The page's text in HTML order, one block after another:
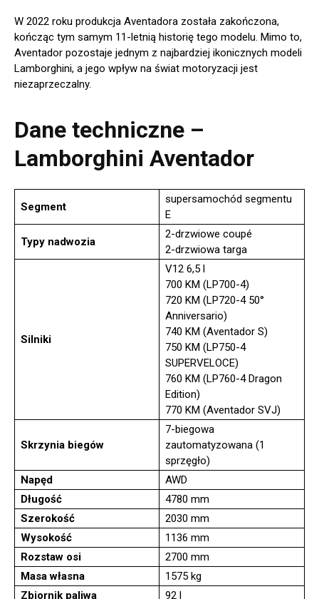
W 2022 roku produkcja Aventadora została zakończona,
kończąc tym samym 11-letnią historię tego modelu. Mimo to,
Aventador pozostaje jednym z najbardziej ikonicznych modeli
Lamborghini, a jego wpływ na świat motoryzacji jest
niezaprzeczalny.
Dane techniczne –
Lamborghini Aventador
Segment
supersamochód segmentu
E
Typy nadwozia
2-drzwiowe coupé
2-drzwiowa targa
Silniki
V12 6,5 l
700 KM (LP700-4)
720 KM (LP720-4 50°
Anniversario)
740 KM (Aventador S)
750 KM (LP750-4
SUPERVELOCE)
760 KM (LP760-4 Dragon
Edition)
770 KM (Aventador SVJ)
Skrzynia biegów
7-biegowa
zautomatyzowana (1
sprzęgło)
Napęd
AWD
Długość
4780 mm
Szerokość
2030 mm
Wysokość
1136 mm
Rozstaw osi
2700 mm
Masa własna
1575 kg
Zbiornik paliwa
92 l